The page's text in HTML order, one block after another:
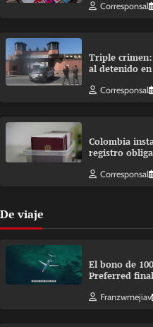
Corresponsal
Triple crimen:
al detenido
Corresponsal
Colombia
registro
Corresponsal
De viaje
El bono de
Preferred
Franzwmejiav